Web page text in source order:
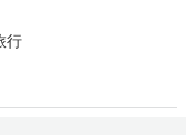
行